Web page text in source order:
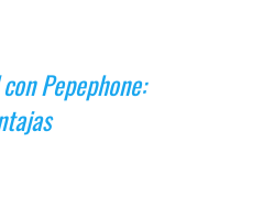
Pepephone: